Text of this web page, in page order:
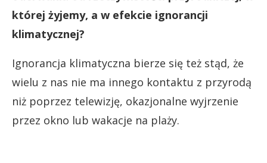
której żyjemy, a w efekcie ignorancji
klimatycznej?
Ignorancja klimatyczna bierze się też stąd, że
wielu z nas nie ma innego kontaktu z przyrodą
niż poprzez telewizję, okazjonalne wyjrzenie
przez okno lub wakacje na plaży.